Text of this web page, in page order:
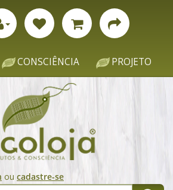
CONSCIÊNCIA PROJETO
ou cadastre-se